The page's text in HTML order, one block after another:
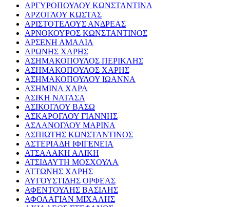
ΑΡΓΥΡΟΠΟΥΛΟΥ ΚΩΝΣΤΑΝΤΙΝΑ
ΑΡΖΟΓΛΟΥ ΚΩΣΤΑΣ
ΑΡΙΣΤΟΤΕΛΟΥΣ ΑΝΔΡΕΑΣ
ΑΡΝΟΚΟΥΡΟΣ ΚΩΝΣΤΑΝΤΙΝΟΣ
ΑΡΣΕΝΗ ΑΜΑΛΙΑ
ΑΡΩΝΗΣ ΧΑΡΗΣ
ΑΣΗΜΑΚΟΠΟΥΛΟΣ ΠΕΡΙΚΛΗΣ
ΑΣΗΜΑΚΟΠΟΥΛΟΣ ΧΑΡΗΣ
ΑΣΗΜΑΚΟΠΟΥΛΟΥ ΙΩΑΝΝΑ
ΑΣΗΜΙΝΑ ΧΑΡΑ
ΑΣΙΚΗ ΝΑΤΑΣΑ
ΑΣΙΚΟΓΛΟΥ ΒΑΣΩ
ΑΣΚΑΡΟΓΛΟΥ ΓΙΑΝΝΗΣ
ΑΣΛΑΝΟΓΛΟΥ ΜΑΡΙΝΑ
ΑΣΠΙΩΤΗΣ ΚΩΝΣΤΑΝΤΙΝΟΣ
ΑΣΤΕΡΙΑΔΗ ΙΦΙΓΕΝΕΙΑ
ΑΤΣΑΛΑΚΗ ΑΛΙΚΗ
ΑΤΣΙΔΑΥΤΗ ΜΟΣΧΟΥΛΑ
ΑΤΤΩΝΗΣ ΧΑΡΗΣ
ΑΥΓΟΥΣΤΙΔΗΣ ΟΡΦΕΑΣ
ΑΦΕΝΤΟΥΛΗΣ ΒΑΣΙΛΗΣ
ΑΦΟΛΑΓΙΑΝ ΜΙΧΑΛΗΣ